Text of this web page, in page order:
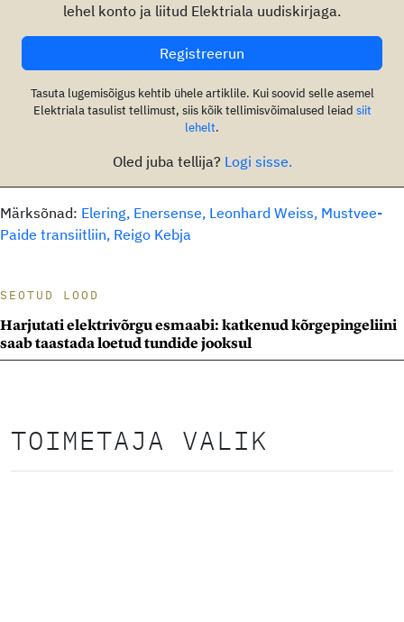
lehel konto ja liitud Elektriala uudiskirjaga.
Registreerun
Tasuta lugemisõigus kehtib ühele artiklile. Kui soovid selle asemel
Elektriala tasulist tellimust, siis kõik tellimisvõimalused leiad siit
lehelt.
Oled juba tellija? Logi sisse.
Märksõnad: Elering Enersense Leonhard Weiss Mustvee-
Paide transiitliin Reigo Kebja
SEOTUD LOOD
Harjutati elektrivõrgu esmaabi: katkenud kõrgepingeliini
saab taastada loetud tundide jooksul
TOIMETAJA VALIK